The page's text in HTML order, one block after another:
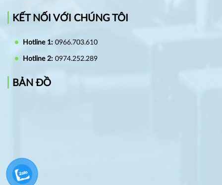
KẾT NỐI VỚI CHÚNG TÔI
Hotline 1: 0966.703.610
Hotline 2: 0974.252.289
BẢN ĐỒ